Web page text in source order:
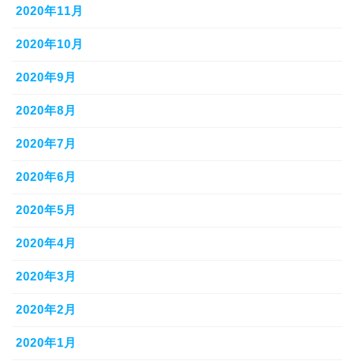
2020年11月
2020年10月
2020年9月
2020年8月
2020年7月
2020年6月
2020年5月
2020年4月
2020年3月
2020年2月
2020年1月